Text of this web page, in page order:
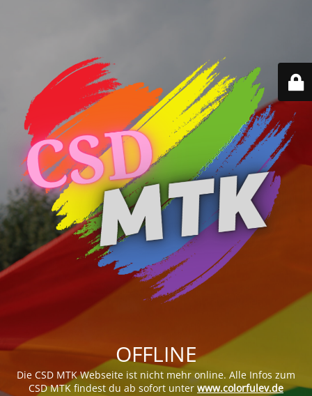
OFFLINE
Die CSD MTK Webseite ist nicht mehr online. Alle Infos zum
CSD MTK findest du ab sofort unter www.colorfulev.de